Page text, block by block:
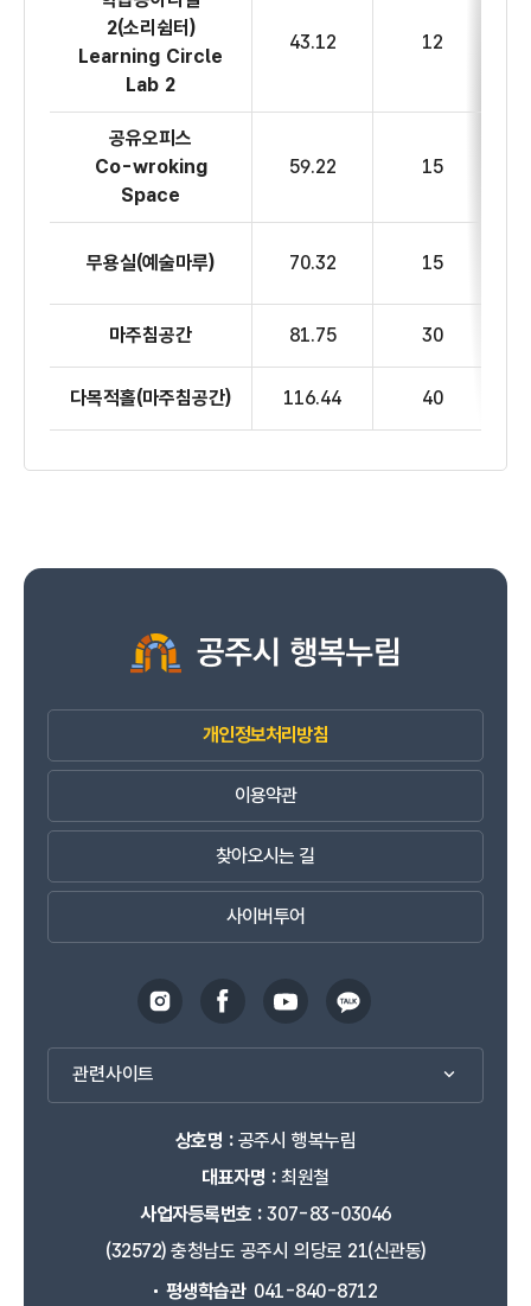
2(소리쉼터)
Learning Circle
Lab 2
43.12 12
공유오피스
Co-wroking
Space
59.22 15
무용실(예술마루) 70.32 15
마주침공간 81.75 30
다목적홀(마주침공간) 116.44 40
개인정보처리방침
이용약관
찾아오시는 길
사이버투어
관련사이트
상호명 :공주시 행복누림
대표자명 :최원철
사업자등록번호 :307-83-03046
(32572) 충청남도 공주시 의당로 21(신관동)
평생학습관 041-840-8712